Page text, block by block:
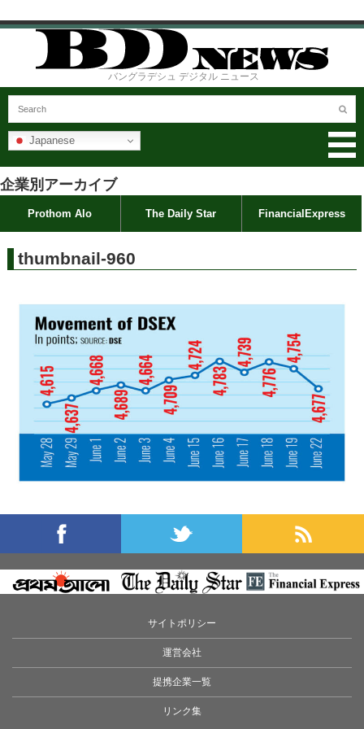
バングラデシュ デジタル ニュース
Japanese
企業別アーカイブ
Prothom Alo The Daily Star FinancialExpress
thumbnail-960
サイトポリシー
運営会社
提携企業一覧
リンク集